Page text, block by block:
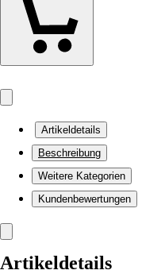
Artikeldetails
Beschreibung
Weitere Kategorien
Kundenbewertungen
Artikeldetails